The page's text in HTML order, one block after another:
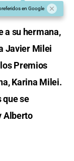
en Google
a su hermana,
Javier Milei
Premios
Karina Milei.
que se
Alberto